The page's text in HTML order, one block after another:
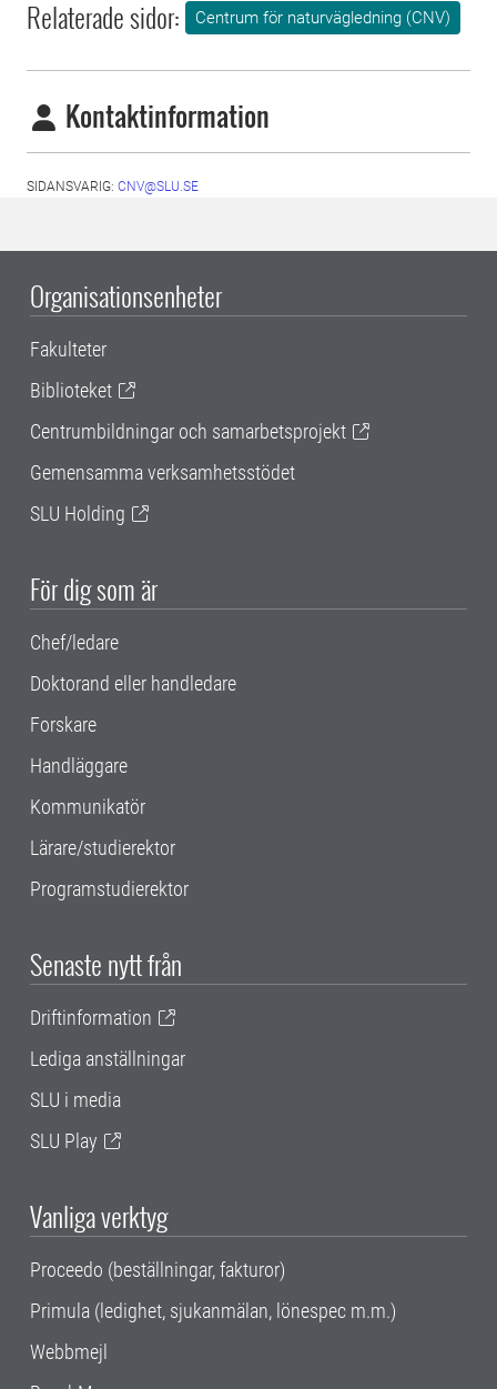
Relaterade sidor: Centrum för naturvägledning (CNV)
Kontaktinformation
SIDANSVARIG: CNV@SLU.SE
Organisationsenheter
Fakulteter
Biblioteket
Centrumbildningar och samarbetsprojekt
Gemensamma verksamhetsstödet
SLU Holding
För dig som är
Chef/ledare
Doktorand eller handledare
Forskare
Handläggare
Kommunikatör
Lärare/studierektor
Programstudierektor
Senaste nytt från
Driftinformation
Lediga anställningar
SLU i media
SLU Play
Vanliga verktyg
Proceedo (beställningar, fakturor)
Primula (ledighet, sjukanmälan, lönespec m.m.)
Webbmejl